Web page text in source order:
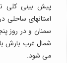
پیش بینی کلی
استانهای ساحلی
سمنان و در روز
شمال غرب بارش
می شود.